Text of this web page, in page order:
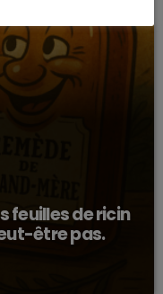
feuilles de ricin
être pas.